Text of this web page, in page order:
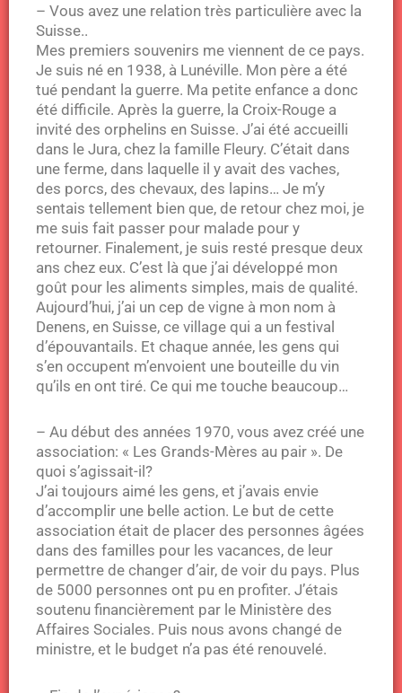
– Vous avez une relation très particulière avec la
Suisse..
Mes premiers souvenirs me viennent de ce pays.
Je suis né en 1938, à Lunéville. Mon père a été
tué pendant la guerre. Ma petite enfance a donc
été difficile. Après la guerre, la Croix-Rouge a
invité des orphelins en Suisse. J’ai été accueilli
dans le Jura, chez la famille Fleury. C’était dans
une ferme, dans laquelle il y avait des vaches,
des porcs, des chevaux, des lapins… Je m’y
sentais tellement bien que, de retour chez moi, je
me suis fait passer pour malade pour y
retourner. Finalement, je suis resté presque deux
ans chez eux. C’est là que j’ai développé mon
goût pour les aliments simples, mais de qualité.
Aujourd’hui, j’ai un cep de vigne à mon nom à
Denens, en Suisse, ce village qui a un festival
d’épouvantails. Et chaque année, les gens qui
s’en occupent m’envoient une bouteille du vin
qu’ils en ont tiré. Ce qui me touche beaucoup…
– Au début des années 1970, vous avez créé une
association: « Les Grands-Mères au pair ». De
quoi s’agissait-il?
J’ai toujours aimé les gens, et j’avais envie
d’accomplir une belle action. Le but de cette
association était de placer des personnes âgées
dans des familles pour les vacances, de leur
permettre de changer d’air, de voir du pays. Plus
de 5000 personnes ont pu en profiter. J’étais
soutenu financièrement par le Ministère des
Affaires Sociales. Puis nous avons changé de
ministre, et le budget n’a pas été renouvelé.